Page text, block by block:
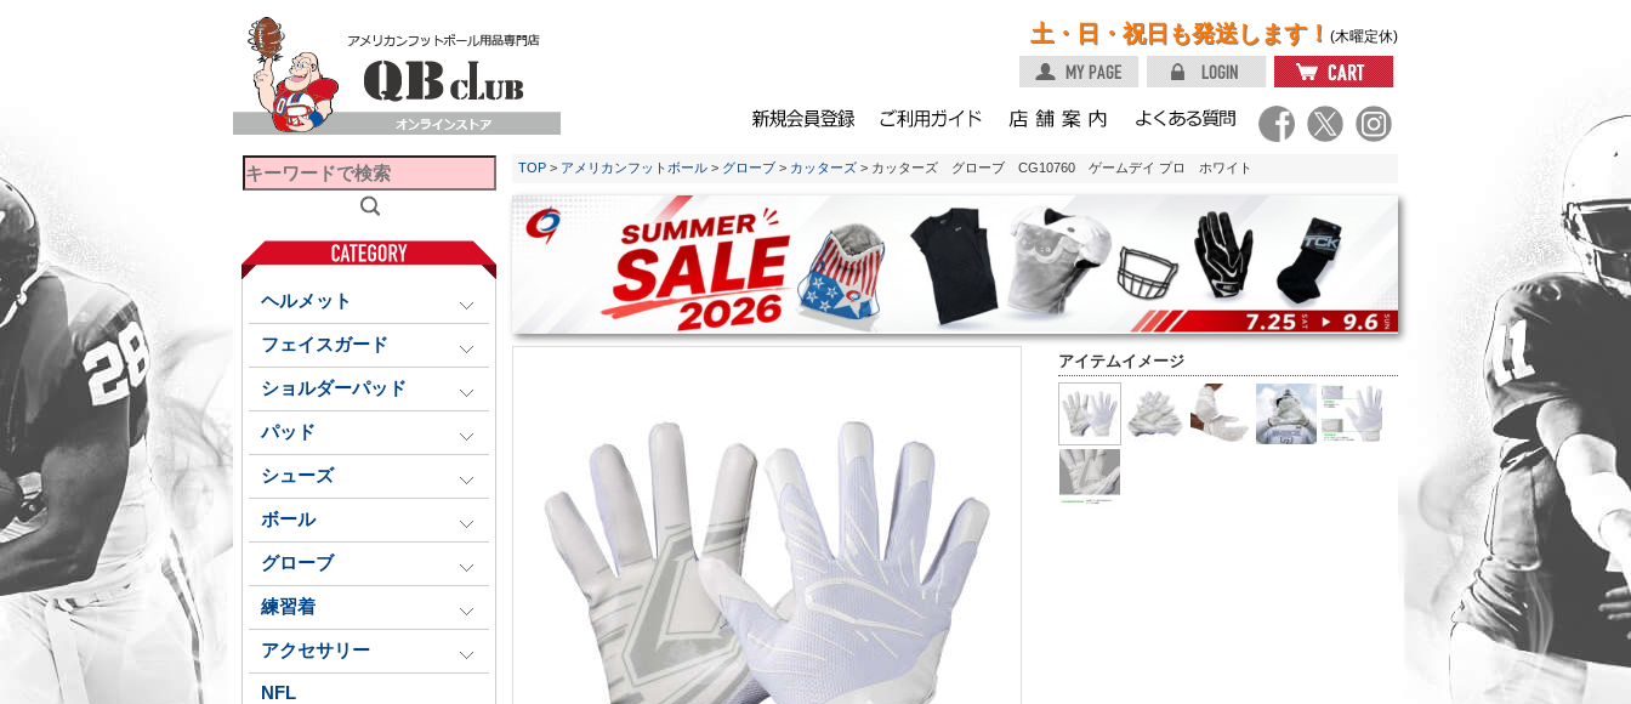
土・日・祝日も発送します！ (木曜定休)
ヘルメット
フェイスガード
ショルダーパッド
パッド
シューズ
ボール
グローブ
練習着
アクセサリー
NFL
TOP > アメリカンフットボール > グローブ > カッターズ > カッターズ グローブ CG10760 ゲームデイ プロ ホワイト
アイテムイメージ